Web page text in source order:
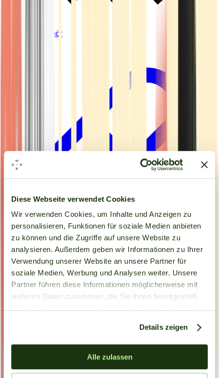
Diese Webseite verwendet Cookies
Wir verwenden Cookies, um Inhalte und Anzeigen zu
personalisieren, Funktionen für soziale Medien anbieten
zu können und die Zugriffe auf unsere Website zu
analysieren. Außerdem geben wir Informationen zu Ihrer
Verwendung unserer Website an unsere Partner für
soziale Medien, Werbung und Analysen weiter. Unsere
Partner führen diese Informationen möglicherweise mit
weiteren Daten zusammen, die Sie ihnen bereitgestellt
Details zeigen
Alle zulassen
Vapes & Zubehör
Kapseln